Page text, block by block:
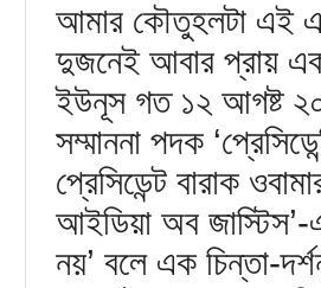
আমার কৌতুহলটা এই
দুজনেই আবার প্রায়
ইউনূস গত ১২ আগষ্ট ২০০৯
সম্মাননা পদক
প্রেসিডেন্ট বারাক
আইডিয়া অব জাস্টিস’-
নয়’ বলে এক চিন্তা-